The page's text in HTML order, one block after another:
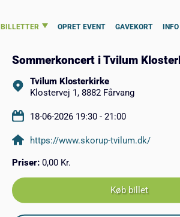
BILLETTER OPRET EVENT GAVEKORT INFO
Sommerkoncert i Tvilum
Tvilum Klosterkirke
Klostervej 1, 8882 Fårvang
18-06-2026 19:30 - 21:00
https://www.skorup-tvilum.dk/
Priser: 0,00 Kr.
Køb billet